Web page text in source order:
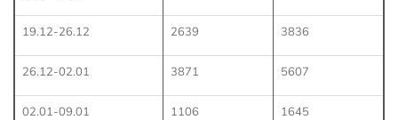
19.12-26.12 2639 3836
26.12-02.01 3871 5607
02.01-09.01 1106 1645